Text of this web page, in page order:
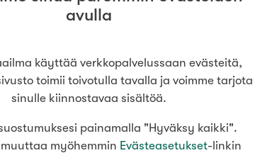
5000 m²
95 000 €
61 m²
avulla
käyttää verkkopalvelussaan evästeitä,
toimii toivotulla tavalla ja voimme tarjota
sinulle kiinnostavaa sisältöä.
painamalla "Hyväksy kaikki".
myöhemmin Evästeasetukset-linkin